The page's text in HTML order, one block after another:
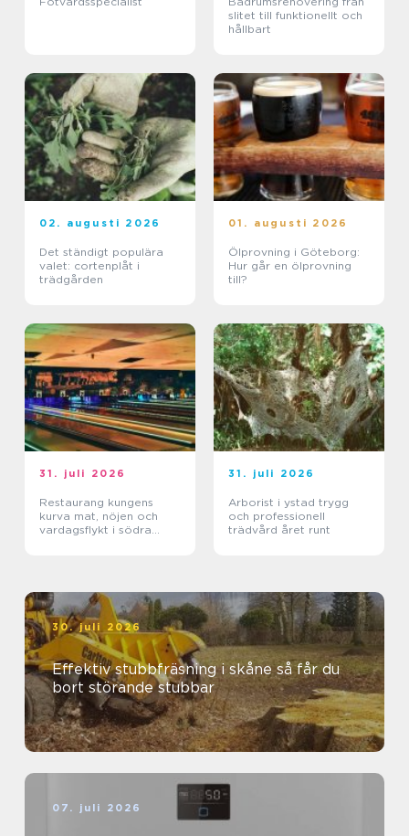
slitet till funktionellt och
hållbart
02. augusti 2026
Det ständigt populära
valet: cortenplåt i
trädgården
01. augusti 2026
Ölprovning i Göteborg:
Hur går en ölprovning
till?
31. juli 2026
Restaurang kungens
kurva mat, nöjen och
vardagsflykt i södra
31. juli 2026
Arborist i ystad trygg
och professionell
trädvård året runt
30. juli 2026
Effektiv stubbfräsning i skåne så får du
bort störande stubbar
07. juli 2026